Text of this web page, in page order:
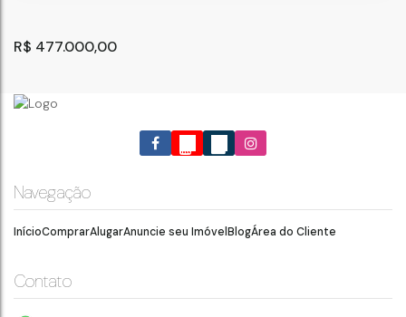
Salas Comerciais, Vila Regente Feijó - São Paulo
R$ 477.000,00
1
Navegação
InícioComprarAlugarAnuncie seu ImóvelBlogÁrea do Cliente
Contato